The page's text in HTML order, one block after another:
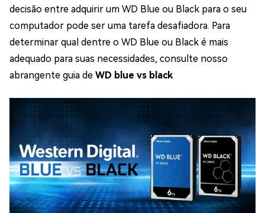
decisão entre adquirir um WD Blue ou Black para o seu
computador pode ser uma tarefa desafiadora. Para
determinar qual dentre o WD Blue ou Black é mais
adequado para suas necessidades, consulte nosso
abrangente guia de WD blue vs black